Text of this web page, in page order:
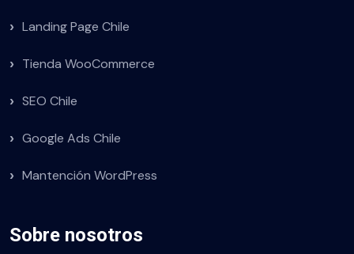
Landing Page Chile
Tienda WooCommerce
SEO Chile
Google Ads Chile
Mantención WordPress
Sobre nosotros